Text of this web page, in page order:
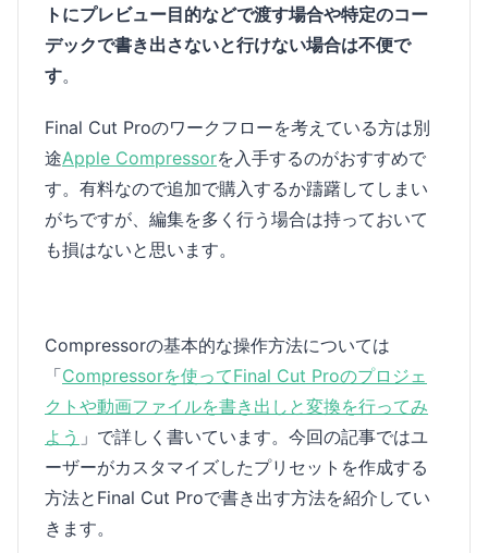
トにプレビュー目的などで渡す場合や特定のコー
デックで書き出さないと行けない場合は不便で
す。
Final Cut Proのワークフローを考えている方は別
途Apple Compressorを入手するのがおすすめで
す。有料なので追加で購入するか躊躇してしまい
がちですが、編集を多く行う場合は持っておいて
も損はないと思います。
Compressorの基本的な操作方法については
「Compressorを使ってFinal Cut Proのプロジェ
クトや動画ファイルを書き出しと変換を行ってみ
よう 」で詳しく書いています。今回の記事ではユ
ーザーがカスタマイズしたプリセットを作成する
方法とFinal Cut Proで書き出す方法を紹介してい
きます。